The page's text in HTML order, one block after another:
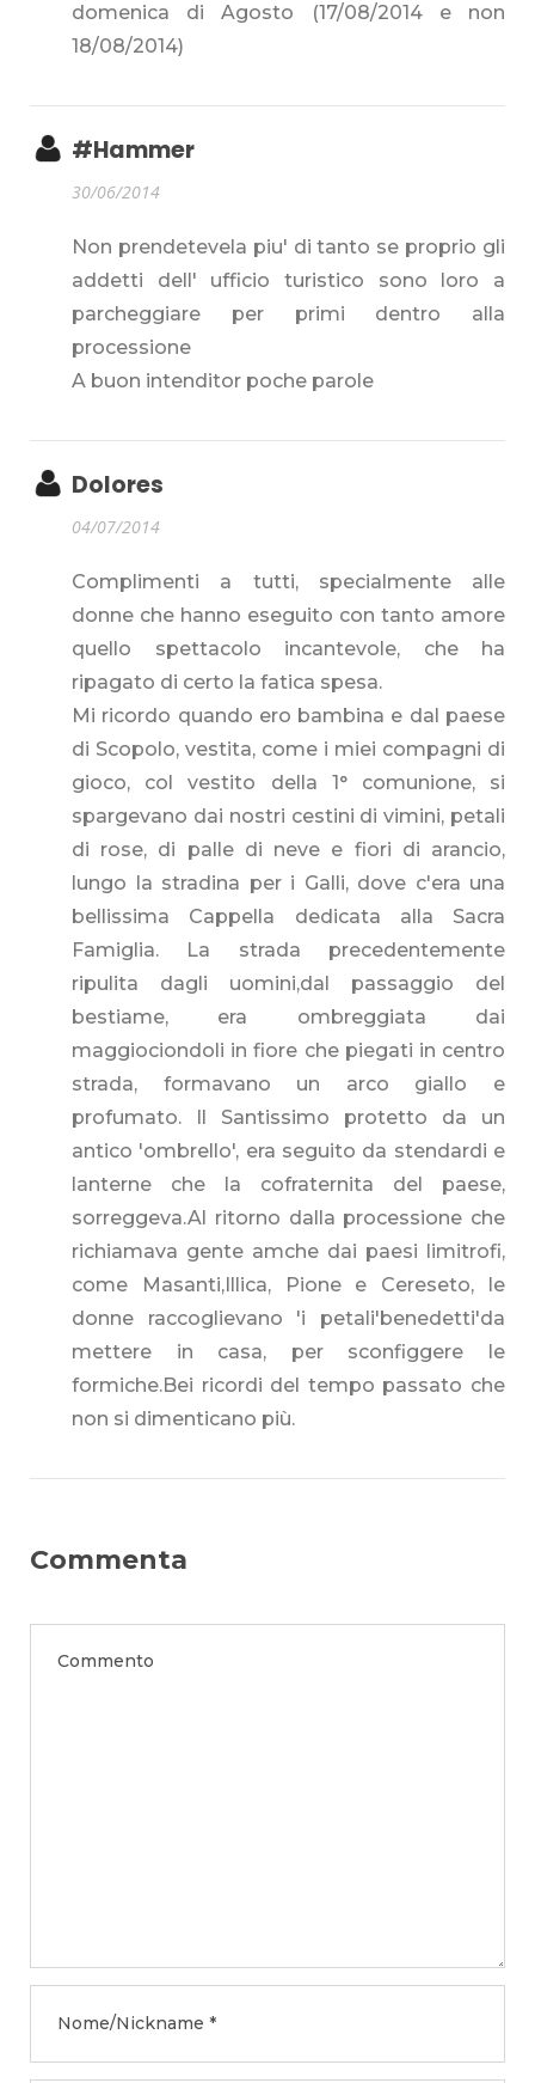
domenica di Agosto (17/08/2014 e non
18/08/2014)
#Hammer
30/06/2014
Non prendetevela piu' di tanto se proprio gli
addetti dell' ufficio turistico sono loro a
parcheggiare per primi dentro alla
processione
A buon intenditor poche parole
Dolores
04/07/2014
Complimenti a tutti, specialmente alle
donne che hanno eseguito con tanto amore
quello spettacolo incantevole, che ha
ripagato di certo la fatica spesa.
Mi ricordo quando ero bambina e dal paese
di Scopolo, vestita, come i miei compagni di
gioco, col vestito della 1° comunione, si
spargevano dai nostri cestini di vimini, petali
di rose, di palle di neve e fiori di arancio,
lungo la stradina per i Galli, dove c'era una
bellissima Cappella dedicata alla Sacra
Famiglia. La strada precedentemente
ripulita dagli uomini,dal passaggio del
bestiame, era ombreggiata dai
maggiociondoli in fiore che piegati in centro
strada, formavano un arco giallo e
profumato. Il Santissimo protetto da un
antico 'ombrello', era seguito da stendardi e
lanterne che la cofraternita del paese,
sorreggeva.Al ritorno dalla processione che
richiamava gente amche dai paesi limitrofi,
come Masanti,Illica, Pione e Cereseto, le
donne raccoglievano 'i petali'benedetti'da
mettere in casa, per sconfiggere le
formiche.Bei ricordi del tempo passato che
non si dimenticano più.
Commenta